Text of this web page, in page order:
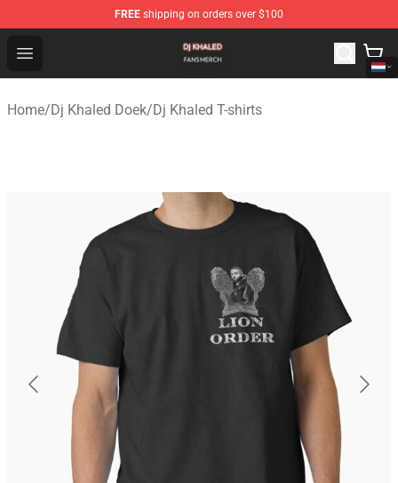
FREE shipping on orders over $100
Open menu
Dj Khaled Shop - Official Dj Khaled Merchandise Store
Home/Dj Khaled Doek/Dj Khaled T-shirts